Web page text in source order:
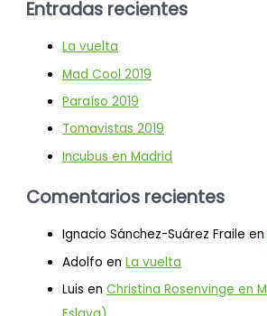
Entradas recientes
La vuelta
Mad Cool 2019
Paraíso 2019
Tomavistas 2019
Incubus en Madrid
Comentarios recientes
Ignacio Sánchez-Suárez Fraile
Adolfo enLa vuelta
Luis enChristina Rosenvinge en